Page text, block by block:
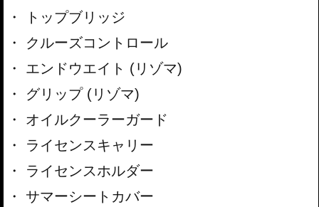
トップブリッジ
クルーズコントロール
エンドウエイト (リゾマ)
グリップ (リゾマ)
オイルクーラーガード
ライセンスキャリー
ライセンスホルダー
サマーシートカバー